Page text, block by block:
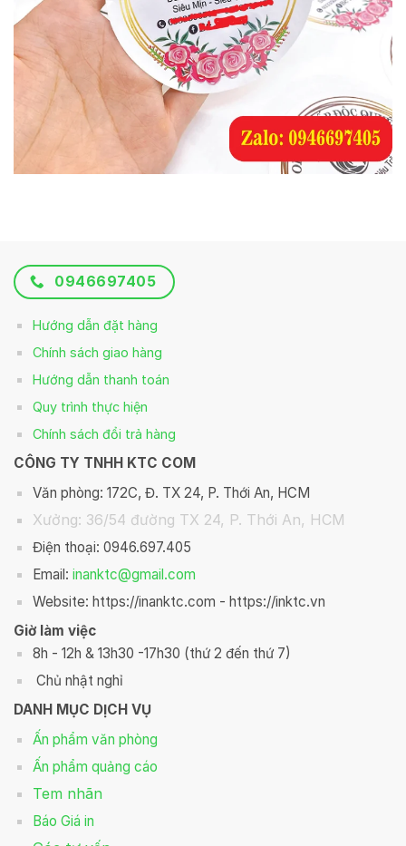
0946697405
Hướng dẫn đặt hàng
Chính sách giao hàng
Hướng dẫn thanh toán
Quy trình thực hiện
Chính sách đổi trả hàng
CÔNG TY TNHH KTC COM
Văn phòng: 172C, Đ. TX 24, P. Thới An, HCM
Xưởng: 36/54 đường TX 24, P. Thới An, HCM
Điện thoại: 0946.697.405
Email: inanktc@gmail.com
Website: https://inanktc.com - https://inktc.vn
Giờ làm việc
8h - 12h & 13h30 -17h30 (thứ 2 đến thứ 7)
Chủ nhật nghỉ
DANH MỤC DỊCH VỤ
Ấn phẩm văn phòng
Ấn phẩm quảng cáo
Tem nhãn
Báo Giá in